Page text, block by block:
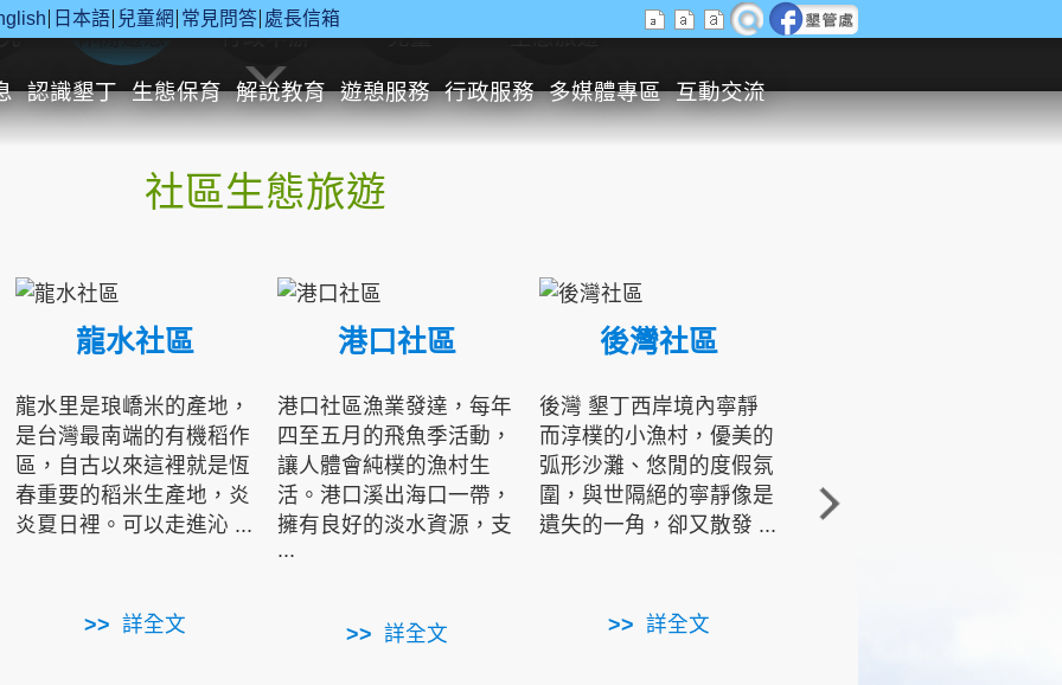
日本語 兒童網 常見問答 處長信箱
認識墾丁 生態保育 解說教育 遊憩服務 行政服務 多媒體專區 互動交流
休閒遊憩 行政申辦 兒童 生態旅遊
社區生態旅遊
龍水社區
龍水里是琅嶠米的產地，
是台灣最南端的有機稻作
區，自古以來這裡就是恆
春重要的稻米生產地，炎
炎夏日裡。可以走進沁 ...
詳全文
港口社區
港口社區漁業發達，每年
四至五月的飛魚季活動，
讓人體會純樸的漁村生
活。港口溪出海口一帶，
擁有良好的淡水資源，支
...
詳全文
後灣社區
後灣 墾丁西岸境內寧靜
而淳樸的小漁村，優美的
弧形沙灘、悠閒的度假氛
圍，與世隔絕的寧靜像是
遺失的一角，卻又散發 ...
詳全文
角的端點，冬季海浪拍打
著礁岸，旺盛的侵蝕作